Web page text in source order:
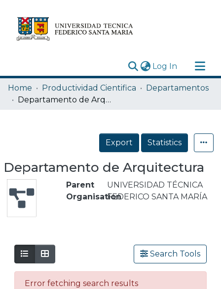
Log In (current)
Research Outputs
Statistics
Home Productividad Cientifica
Departamentos
Departamento de Arquitectura
Export Statistics
Departamento de Arquitectura
Parent
Organisation
UNIVERSIDAD TÉCNICA
FEDERICO SANTA MARÍA
Search Tools
Error fetching search results